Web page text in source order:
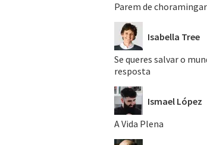
Parem de
Isabella Tree
Se queres salvar o
resposta
Ismael López
A Vida Plena